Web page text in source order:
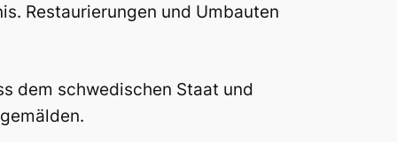
Restaurierungen und Umbauten
dem schwedischen Staat und